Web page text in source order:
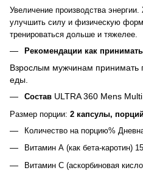
Увеличение производства
улучшить силу и физическую
тренироваться дольше и тяжелее.
Рекомендации как
Взрослым мужчинам принимать
еды.
Состав ULTRA 360 Mens
Размер порции: 2 капсулы,
Количество на порцию%
Витамин А (как бета-каротин)
Витамин С (аскорбиновая